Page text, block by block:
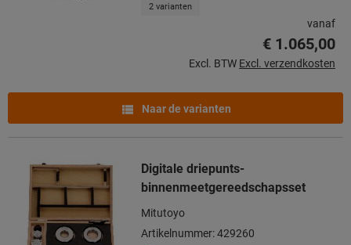
2 varianten
vanaf
€ 1.065,00
Excl. BTW Excl. verzendkosten
Naar de varianten
Digitale driepunts-
binnenmeetgereedschapsset
Mitutoyo
Artikelnummer: 429260